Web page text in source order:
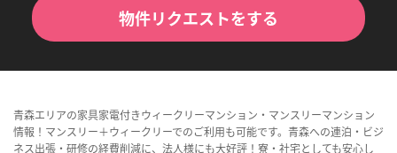
物件リクエストをする
青森エリアの家具家電付きウィークリーマンション・マンスリーマンション
情報！マンスリー＋ウィークリーでのご利用も可能です。青森への連泊・ビジ
ネス出張・研修の経費削減に、法人様にも大好評！寮・社宅としても安心し